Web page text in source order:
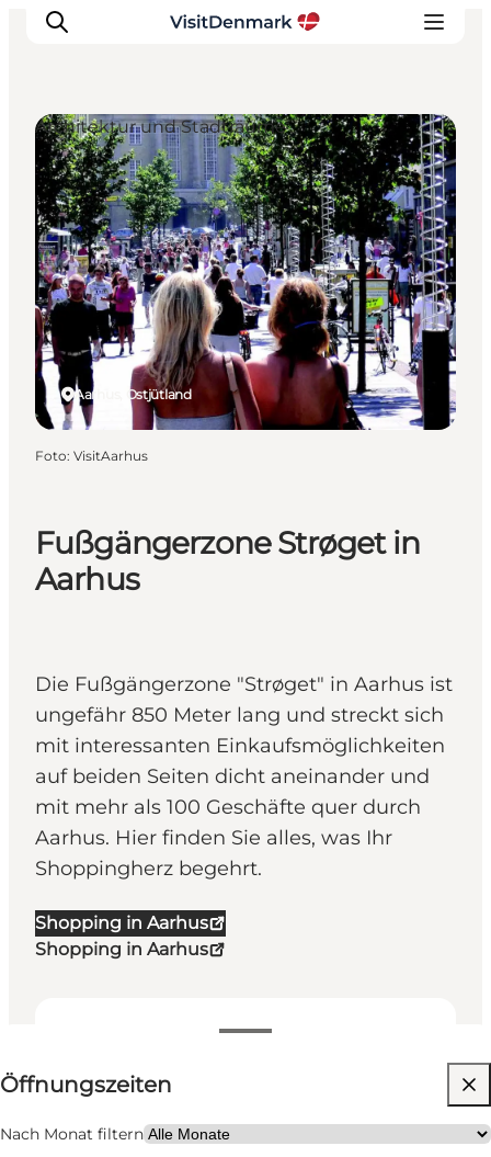
Inspiration
Regionen
Erlebnisse
Unterkünfte
Reiseplanung
Fußgängerzone Strøget in
Aarhus
Die Fußgängerzone "Strøget" in Aarhus ist
ungefähr 850 Meter lang und streckt sich
mit interessanten Einkaufsmöglichkeiten
auf beiden Seiten dicht aneinander und
mit mehr als 100 Geschäfte quer durch
Aarhus. Hier finden Sie alles, was Ihr
Shoppingherz begehrt.
Shopping in Aarhus
Shopping in Aarhus
Öffnungszeiten anzeigen
Öffnungszeiten
Nach Monat filtern
Kostenlos
Website besuchen
Aarhus, Ostjütland
Architektur und Stadträume
Foto: VisitAarhus